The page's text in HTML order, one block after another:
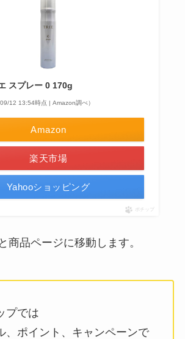
スプレー 0 170g
09/12 13:54時点 | Amazon調べ）
Amazon
楽天市場
Yahooショッピング
ポチップ
商品ページに移動します。
プでは
、ポイント、キャンペーンで